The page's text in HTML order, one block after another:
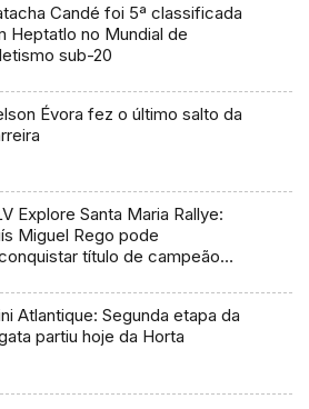
Candé foi 5ª classificada
Heptatlo no Mundial de
sub-20
Évora fez o último salto da
Explore Santa Maria Rallye:
Miguel Rego pode
título de campeão
Atlantique: Segunda etapa da
partiu hoje da Horta